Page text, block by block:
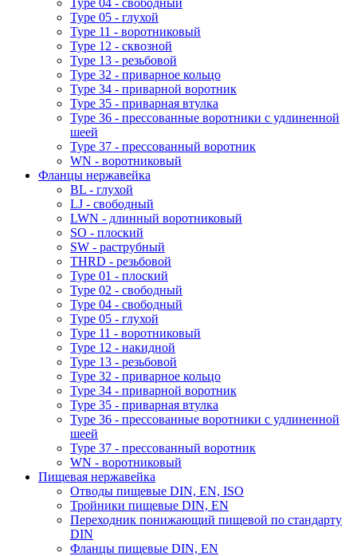
Type 04 - свободный
Type 05 - глухой
Type 11 - воротниковый
Type 12 - сквозной
Type 13 - резьбовой
Type 32 - приварное кольцо
Type 34 - приварной воротник
Type 35 - приварная втулка
Type 36 - прессованные воротники с удлиненной
шеей
Type 37 - прессованный воротник
WN - воротниковый
Фланцы нержавейка
BL - глухой
LJ - свободный
LWN - длинный воротниковый
SO - плоский
SW - раструбный
THRD - резьбовой
Type 01 - плоский
Type 02 - свободный
Type 04 - свободный
Type 05 - глухой
Type 11 - воротниковый
Type 12 - накидной
Type 13 - резьбовой
Type 32 - приварное кольцо
Type 34 - приварной воротник
Type 35 - приварная втулка
Type 36 - прессованные воротники с удлиненной
шеей
Type 37 - прессованный воротник
WN - воротниковый
Пищевая нержавейка
Отводы пищевые DIN, EN, ISO
Тройники пищевые DIN, EN
Переходник понижающий пищевой по стандарту
DIN
Фланцы пищевые DIN, EN